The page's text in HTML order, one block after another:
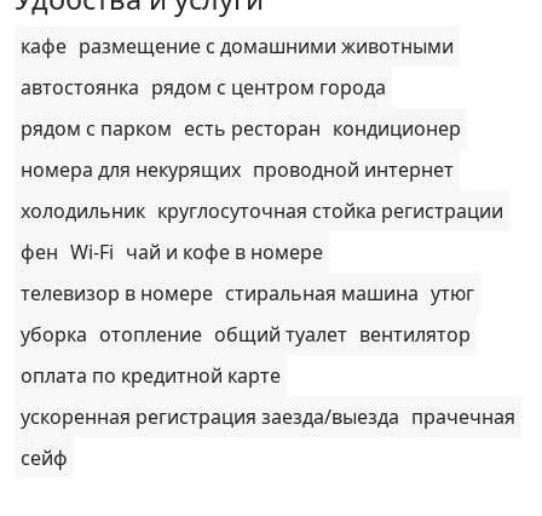
кафе размещение с домашними животными
автостоянка рядом с центром города
рядом с парком есть ресторан кондиционер
номера для некурящих проводной интернет
холодильник круглосуточная стойка регистрации
фен Wi-Fi чай и кофе в номере
телевизор в номере стиральная машина утюг
уборка отопление общий туалет вентилятор
оплата по кредитной карте
ускоренная регистрация заезда/выезда прачечная
сейф